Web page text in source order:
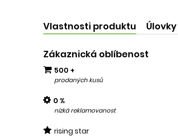
Vlastnosti produktu
Zákaznická oblíbenost
500 +
prodaných kusů
0 %
nízká reklamovanost
rising star